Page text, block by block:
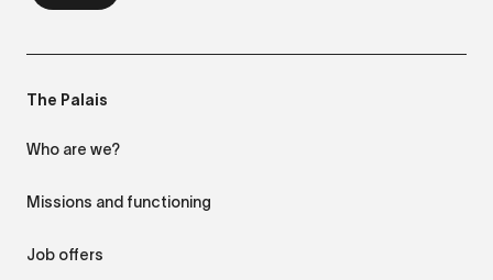
The Palais
Who are we?
Missions and functioning
Job offers